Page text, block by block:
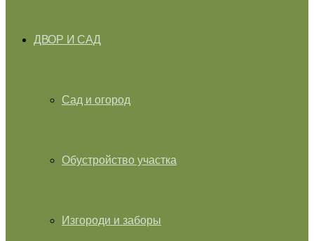
ДВОР И САД
Сад и огород
Обустройство участка
Изгороди и заборы